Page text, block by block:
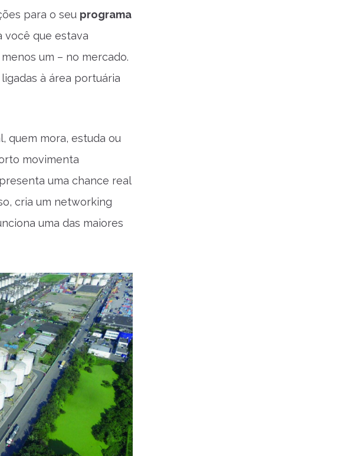
para o seu programa
você que estava
um – no mercado.
à área portuária
quem mora, estuda ou
movimenta
uma chance real
cria um networking
uma das maiores